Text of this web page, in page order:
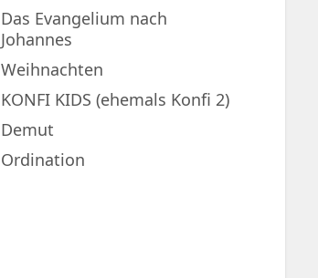
Das Evangelium nach
Johannes
Weihnachten
KONFI KIDS (ehemals Konfi 2)
Demut
Ordination